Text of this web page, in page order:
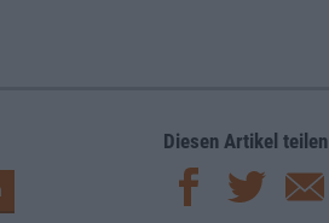
Diesen Artikel teilen